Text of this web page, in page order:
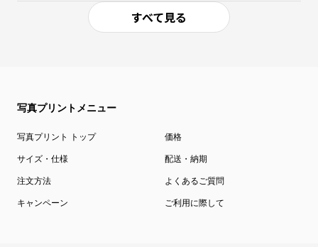
すべて見る
写真プリントメニュー
写真プリント トップ 価格
サイズ・仕様 配送・納期
注文方法 よくあるご質問
キャンペーン ご利用に際して